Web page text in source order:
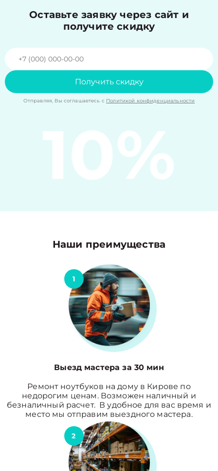
Оставьте заявку через сайт и
получите скидку
Получить скидку
Отправляя, Вы соглашаетесь с Политикой конфиденциальности
10%
Наши преимущества
1
Выезд мастера за 30 мин
Ремонт ноутбуков на дому в Кирове по
недорогим ценам. Возможен наличный и
безналичный расчет. В удобное для вас время и
место мы отправим выездного мастера.
2